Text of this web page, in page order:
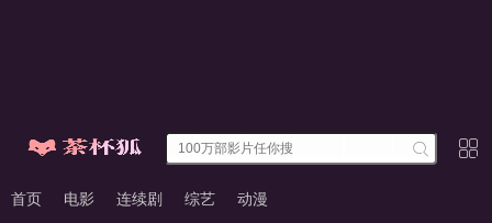
首页 电影 连续剧 综艺 动漫